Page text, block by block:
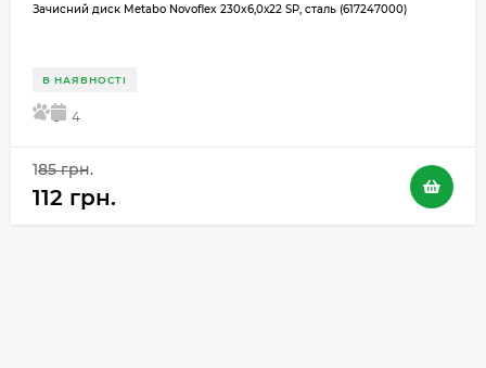
Зачисний диск Metabo Novoflex 230x6,0х22 SP, сталь (617247000)
В НАЯВНОСТІ
5 4
185 грн.
112 грн.